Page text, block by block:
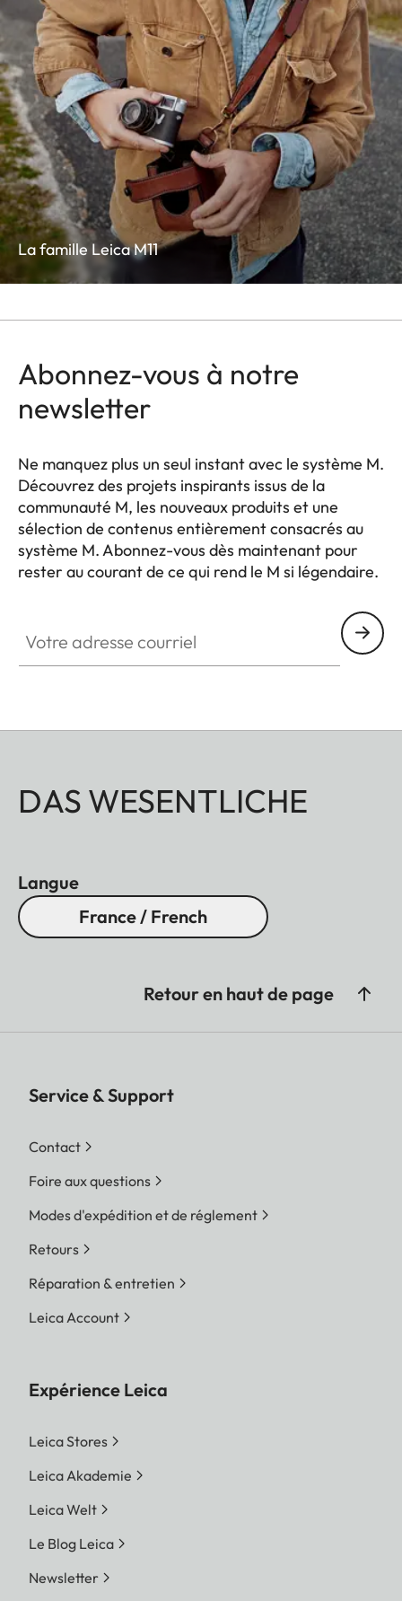
La famille Leica M11
Abonnez-vous à notre
newsletter
Ne manquez plus un seul instant avec le système M.
Découvrez des projets inspirants issus de la
communauté M, les nouveaux produits et une
sélection de contenus entièrement consacrés au
système M. Abonnez-vous dès maintenant pour
rester au courant de ce qui rend le M si légendaire.
DAS WESENTLICHE
Langue
France / French
Retour en haut de page
Service & Support
Contact
Foire aux questions
Modes d'expédition et de réglement
Retours
Réparation & entretien
Leica Account
Expérience Leica
Leica Stores
Leica Akademie
Leica Welt
Le Blog Leica
Newsletter